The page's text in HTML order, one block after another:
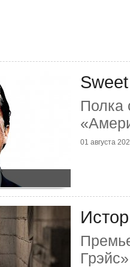
Полка
01 августа
Грэйс»